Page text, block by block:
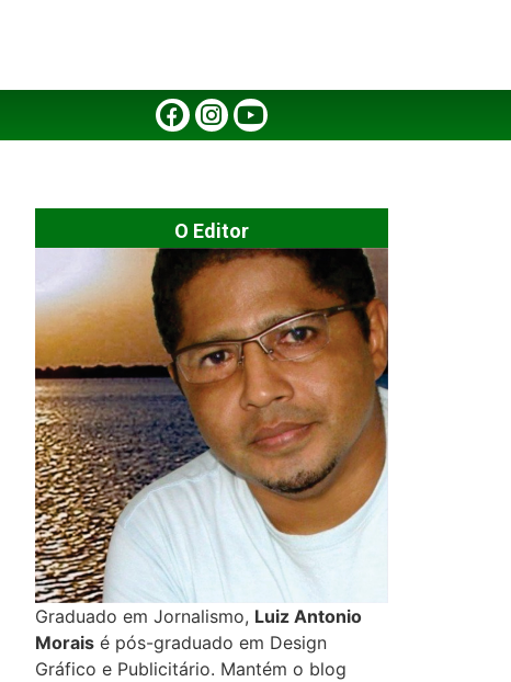
O Editor
Graduado em Jornalismo, Luiz Antonio
Morais é pós-graduado em Design
Gráfico e Publicitário. Mantém o blog